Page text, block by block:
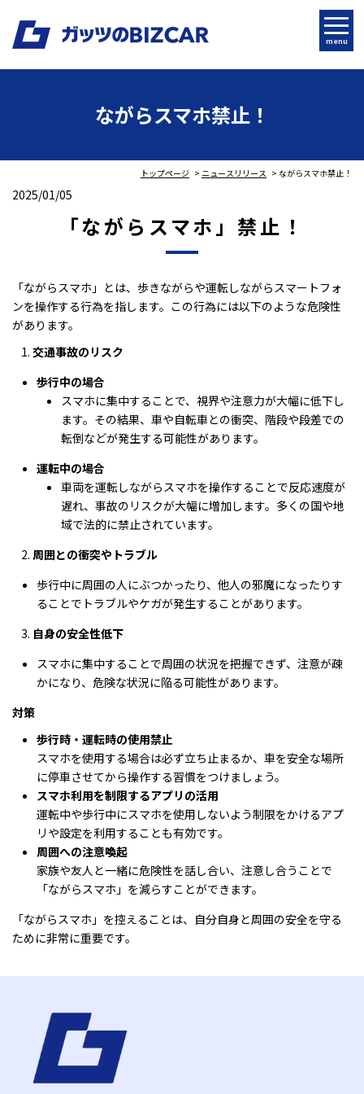
menu
ながらスマホ禁止！
トップページ ニュースリリース ながらスマホ禁止！
2025/01/05
「ながらスマホ」禁止！
「ながらスマホ」とは、歩きながらや運転しながらスマートフォ
ンを操作する行為を指します。この行為には以下のような危険性
があります。
交通事故のリスク
歩行中の場合
スマホに集中することで、視界や注意力が大幅に低下し
ます。その結果、車や自転車との衝突、階段や段差での
転倒などが発生する可能性があります。
運転中の場合
車両を運転しながらスマホを操作することで反応速度が
遅れ、事故のリスクが大幅に増加します。多くの国や地
域で法的に禁止されています。
周囲との衝突やトラブル
歩行中に周囲の人にぶつかったり、他人の邪魔になったりす
ることでトラブルやケガが発生することがあります。
自身の安全性低下
スマホに集中することで周囲の状況を把握できず、注意が疎
かになり、危険な状況に陥る可能性があります。
対策
歩行時・運転時の使用禁止
スマホを使用する場合は必ず立ち止まるか、車を安全な場所
に停車させてから操作する習慣をつけましょう。
スマホ利用を制限するアプリの活用
運転中や歩行中にスマホを使用しないよう制限をかけるアプ
リや設定を利用することも有効です。
周囲への注意喚起
家族や友人と一緒に危険性を話し合い、注意し合うことで
「ながらスマホ」を減らすことができます。
「ながらスマホ」を控えることは、自分自身と周囲の安全を守る
ために非常に重要です。